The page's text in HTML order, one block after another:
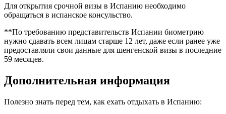
Для открытия срочной визы в Испанию необходимо
обращаться в испанское консульство.
**По требованию представительств Испании биометрию
нужно сдавать всем лицам старше 12 лет, даже если ранее уже
предоставляли свои данные для шенгенской визы в последние
59 месяцев.
Дополнительная информация
Полезно знать перед тем, как ехать отдыхать в Испанию: